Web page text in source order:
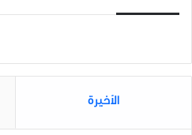
الأخيرة